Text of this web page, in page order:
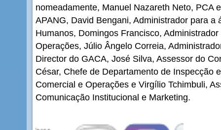
nomeadamente, Manuel Nazareth Neto, PCA
APANG, David Bengani, Administrador para a
Humanos, Domingos Francisco,
Operações, Júlio Ângelo Correia,
Director do GACA, José Silva, Assessor do
César, Chefe de Departamento de Inspecção
Comercial e Operações e Virgílio Tchimbuli,
Comunicação Institucional e Marketing.